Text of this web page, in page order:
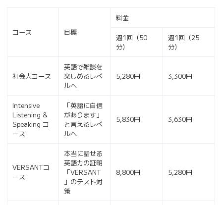
コース 目標
料金
週1回（50
分）
週1回（25
分）
社会人コース
英語で雑談を
楽しめるレベ
ルへ
5,280円 3,300円
Intensive
Listening &
Speaking コ
ース
「英語に自信
があります」
と言えるレベ
ルへ
5,830円 3,630円
VERSANTコ
ース
本当に話せる
英語力の証明
「VERSANT
」のテスト対
策
8,800円 5,280円